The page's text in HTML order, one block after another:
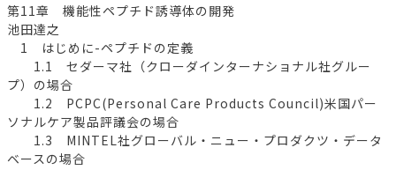
第11章 機能性ペプチド誘導体の開発
池田達之
1 はじめに-ペプチドの定義
1.1 セダーマ社（クローダインターナショナル社グルー
プ）の場合
1.2 PCPC(Personal Care Products Council)米国パー
ソナルケア製品評議会の場合
1.3 MINTEL社グローバル・ニュー・プロダクツ・データ
ベースの場合